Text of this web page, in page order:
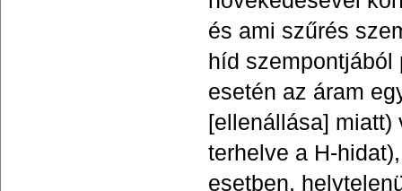
és ami szűrés
híd szempontjából
esetén az áram
[ellenállása] miatt)
terhelve a H-
esetben,